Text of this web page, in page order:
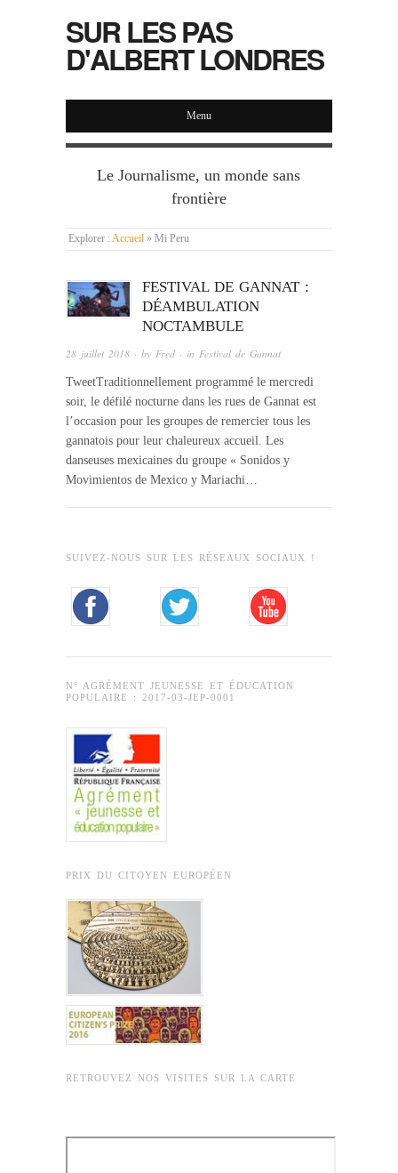
SUR LES PAS
D'ALBERT LONDRES
Menu
Le Journalisme, un monde sans
frontière
Explorer : Accueil » Mi Peru
FESTIVAL DE GANNAT :
DÉAMBULATION
NOCTAMBULE
28 juillet 2018 · by Fred · in Festival de Gannat
TweetTraditionnellement programmé le mercredi
soir, le défilé nocturne dans les rues de Gannat est
l’occasion pour les groupes de remercier tous les
gannatois pour leur chaleureux accueil. Les
danseuses mexicaines du groupe « Sonidos y
Movimientos de Mexico y Mariachi…
SUIVEZ-NOUS SUR LES RÉSEAUX SOCIAUX !
N° AGRÉMENT JEUNESSE ET ÉDUCATION
POPULAIRE : 2017-03-JEP-0001
PRIX DU CITOYEN EUROPÉEN
RETROUVEZ NOS VISITES SUR LA CARTE